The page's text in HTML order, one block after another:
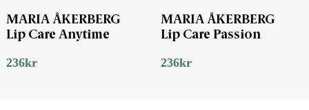
MARIA ÅKERBERG
Lip Care Anytime
236kr
MARIA ÅKERBERG
Lip Care Passion
236kr